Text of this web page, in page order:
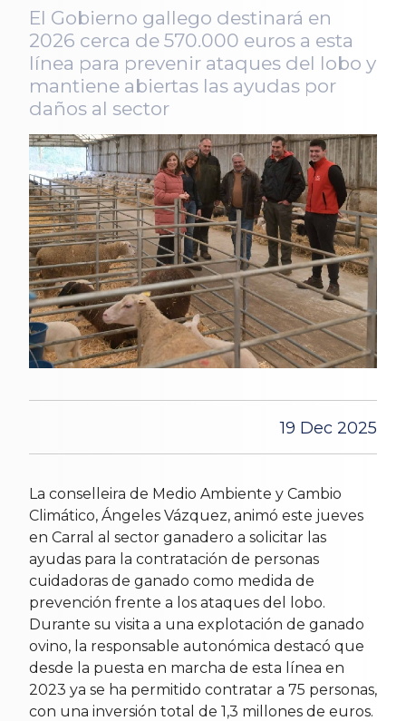
El Gobierno gallego destinará en
2026 cerca de 570.000 euros a esta
línea para prevenir ataques del lobo y
mantiene abiertas las ayudas por
daños al sector
19 Dec 2025
La conselleira de Medio Ambiente y Cambio
Climático, Ángeles Vázquez, animó este jueves
en Carral al sector ganadero a solicitar las
ayudas para la contratación de personas
cuidadoras de ganado como medida de
prevención frente a los ataques del lobo.
Durante su visita a una explotación de ganado
ovino, la responsable autonómica destacó que
desde la puesta en marcha de esta línea en
2023 ya se ha permitido contratar a 75 personas,
con una inversión total de 1,3 millones de euros.